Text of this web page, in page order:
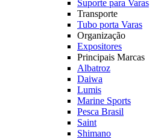
Suporte para Varas
Transporte
Tubo porta Varas
Organização
Expositores
Principais Marcas
Albatroz
Daiwa
Lumis
Marine Sports
Pesca Brasil
Saint
Shimano